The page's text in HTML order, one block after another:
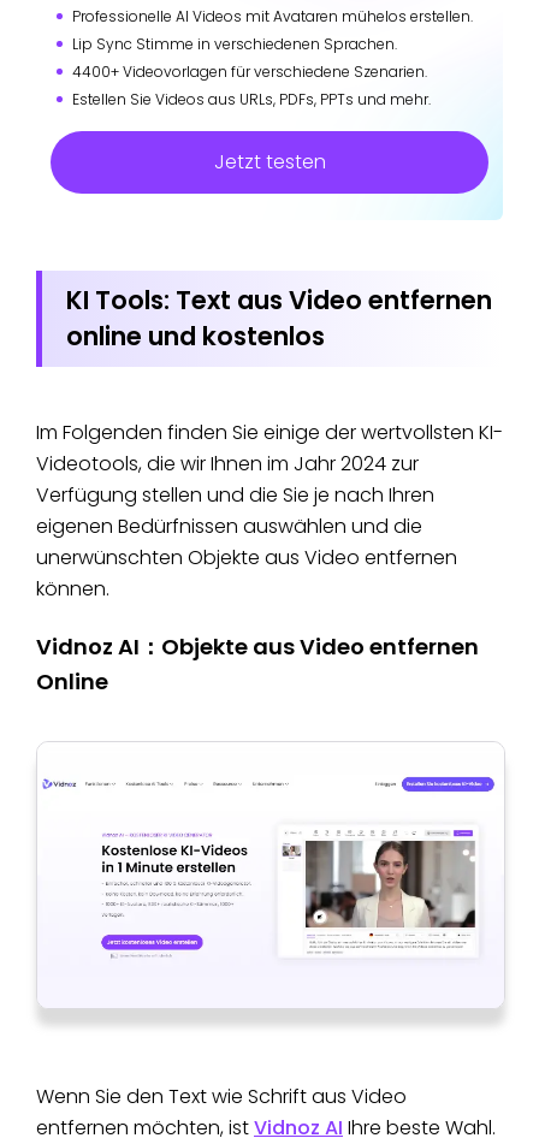
Professionelle AI Videos mit Avataren mühelos erstellen.
Lip Sync Stimme in verschiedenen Sprachen.
4400+ Videovorlagen für verschiedene Szenarien.
Estellen Sie Videos aus URLs, PDFs, PPTs und mehr.
Jetzt testen
KI Tools: Text aus Video entfernen
online und kostenlos
Im Folgenden finden Sie einige der wertvollsten KI-
Videotools, die wir Ihnen im Jahr 2024 zur
Verfügung stellen und die Sie je nach Ihren
eigenen Bedürfnissen auswählen und die
unerwünschten Objekte aus Video entfernen
können.
Vidnoz AI：Objekte aus Video entfernen
Online
Wenn Sie den Text wie Schrift aus Video
entfernen möchten, istVidnoz AI Ihre beste Wahl.